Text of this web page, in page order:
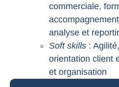
commerciale,
analyse et
Soft skills :
orientation client
et organisation